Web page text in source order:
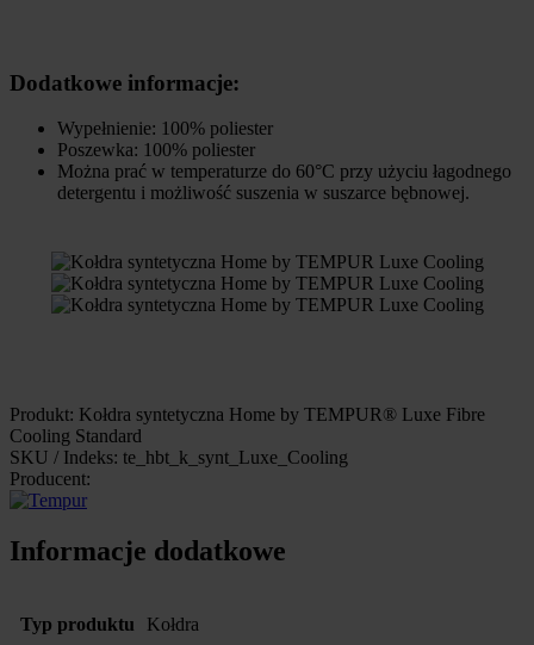
Dodatkowe informacje:
Wypełnienie: 100% poliester
Poszewka: 100% poliester
Można prać w temperaturze do 60°C przy użyciu łagodnego
detergentu i możliwość suszenia w suszarce bębnowej.
Produkt: Kołdra syntetyczna Home by TEMPUR® Luxe Fibre
Cooling Standard
SKU / Indeks: te_hbt_k_synt_Luxe_Cooling
Producent:
Informacje dodatkowe
Typ produktu Kołdra